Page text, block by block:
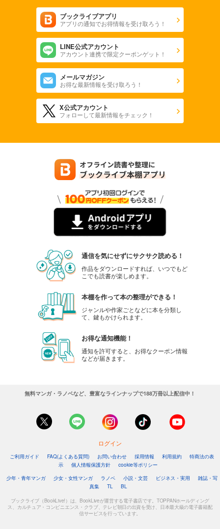
ブックライブアプリ
アプリの通知でお得情報を受け取ろう！
LINE公式アカウント
アカウント連携で限定クーポンゲット！
メールマガジン
お得な最新情報を受け取ろう！
X公式アカウント
フォローして最新情報をチェック！
通信を気にせずにサクサク読める！
作品をダウンロードすれば、いつでもど
こでも読書が楽しめます。
本棚を作って本の整理ができる！
ジャンルや作家ごとなどに本を分類し
て、鍵もかけられます。
お得な通知機能！
通知を許可すると、お得なクーポン情報
などが届きます。
無料マンガ・ラノベなど、豊富なラインナップで188万冊以上配信中！
ログイン
ご利用ガイド FAQ(よくある質問) お問い合わせ 採用情報 利用規約
特商法の表
示
個人情報保護方針
cookie等ポリシー
少年・青年マンガ
少女・女性マンガ ラノベ 小説・文芸 ビジネス・実用
雑誌・写
真集
TL BL
ブックライブ（BookLive!）は、BookLiveが運営する電子書店です。TOPPANホールディング
ス、カルチュア・コンビニエンス・クラブ、テレビ朝日の出資を受け、日本最大級の電子書籍配
信サービスを行っています。